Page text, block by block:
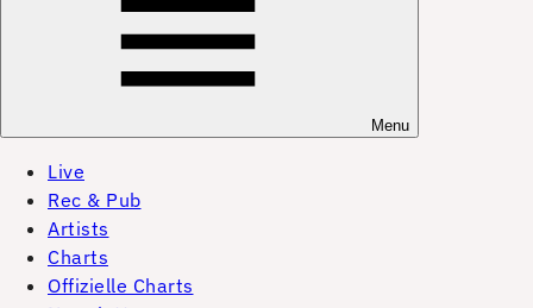
Menu
Live
Rec & Pub
Artists
Charts
Offizielle Charts